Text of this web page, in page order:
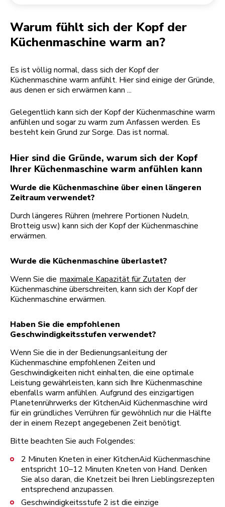
Warum fühlt sich der Kopf der
Küchenmaschine warm an?
Es ist völlig normal, dass sich der Kopf der
Küchenmaschine warm anfühlt. Hier sind einige der Gründe,
aus denen er sich erwärmen kann ...
Gelegentlich kann sich der Kopf der Küchenmaschine warm
anfühlen und sogar zu warm zum Anfassen werden. Es
besteht kein Grund zur Sorge. Das ist normal.
Hier sind die Gründe, warum sich der Kopf
Ihrer Küchenmaschine warm anfühlen kann
Wurde die Küchenmaschine über einen längeren
Zeitraum verwendet?
Durch längeres Rühren (mehrere Portionen Nudeln,
Brotteig usw.) kann sich der Kopf der Küchenmaschine
erwärmen.
Wurde die Küchenmaschine überlastet?
Wenn Sie die maximale Kapazität für Zutaten der
Küchenmaschine überschreiten, kann sich der Kopf der
Küchenmaschine erwärmen.
Haben Sie die empfohlenen
Geschwindigkeitsstufen verwendet?
Wenn Sie die in der Bedienungsanleitung der
Küchenmaschine empfohlenen Zeiten und
Geschwindigkeiten nicht einhalten, die eine optimale
Leistung gewährleisten, kann sich Ihre Küchenmaschine
ebenfalls warm anfühlen. Aufgrund des einzigartigen
Planetenrührwerks der KitchenAid Küchenmaschine wird
für ein gründliches Verrühren für gewöhnlich nur die Hälfte
der in einem Rezept angegebenen Zeit benötigt.
Bitte beachten Sie auch Folgendes:
2 Minuten Kneten in einer KitchenAid Küchenmaschine
entspricht 10–12 Minuten Kneten von Hand. Denken
Sie also daran, die Knetzeit bei Ihren Lieblingsrezepten
entsprechend anzupassen.
Geschwindigkeitsstufe 2 ist die einzige